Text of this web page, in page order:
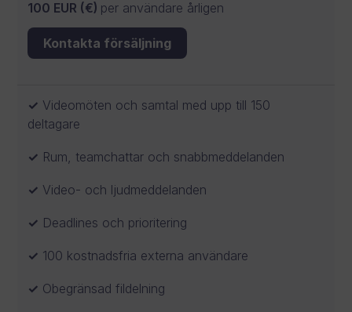
100 EUR (€) per användare årligen
Kontakta försäljning
Videomöten och samtal med upp till 150
deltagare
Rum, teamchattar och snabbmeddelanden
Video- och ljudmeddelanden
Deadlines och prioritering
100 kostnadsfria externa användare
Obegränsad fildelning